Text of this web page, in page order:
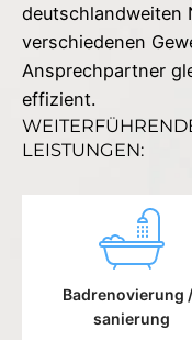
deutschlandweiten
verschiedenen
Ansprechpartner
effizient.
LEISTUNGEN:
Badrenovierung
sanierung